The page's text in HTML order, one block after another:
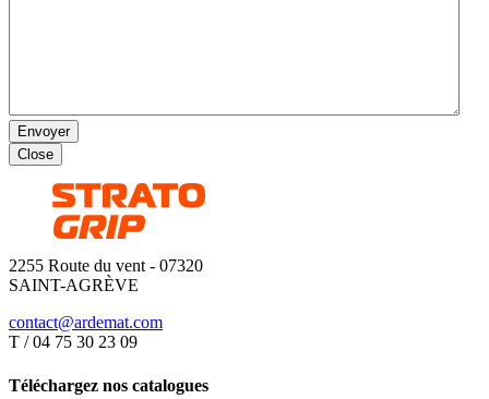
Envoyer
Close
2255 Route du vent - 07320
SAINT-AGRÈVE
contact@ardemat.com
T / 04 75 30 23 09
Téléchargez nos catalogues